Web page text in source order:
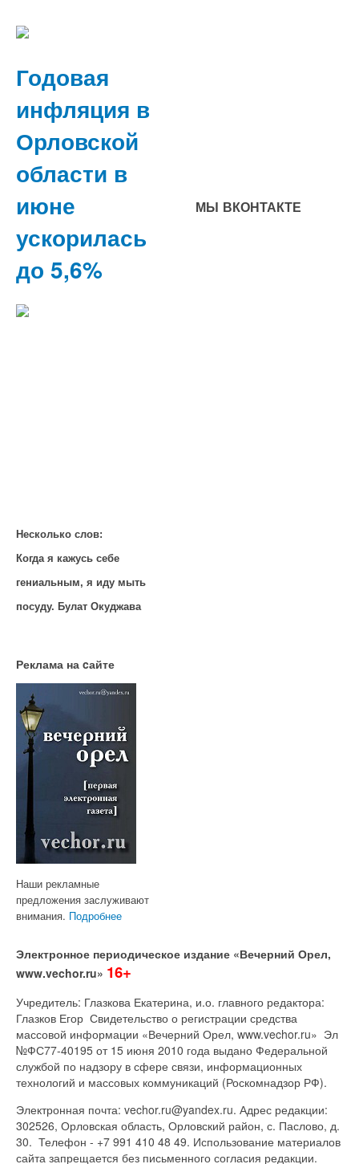
Годовая
инфляция в
Орловской
области в
июне
ускорилась
до 5,6%
Несколько слов:
Когда я кажусь себе
гениальным, я иду мыть
посуду. Булат Окуджава
Реклама на cайте
Наши рекламные
предложения заслуживают
внимания. Подробнее
МЫ ВКОНТАКТЕ
Электронное периодическое издание «Вечерний Орел,
www.vechor.ru» 16+
Учредитель: Глазкова Екатерина, и.о. главного редактора:
Глазков Егор Свидетельство о регистрации средства
массовой информации «Вечерний Орел, www.vechor.ru» Эл
№ФС77-40195 от 15 июня 2010 года выдано Федеральной
службой по надзору в сфере связи, информационных
технологий и массовых коммуникаций (Роскомнадзор РФ).
Электронная почта: vechor.ru@yandex.ru. Адрес редакции:
302526, Орловская область, Орловский район, с. Паслово, д.
30. Телефон - +7 991 410 48 49. Использование материалов
сайта запрещается без письменного согласия редакции.